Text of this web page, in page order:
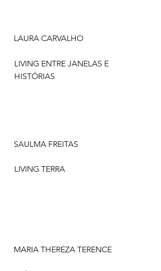
LAURA CARVALHO
LIVING ENTRE JANELAS E
HISTÓRIAS
SAULMA FREITAS
LIVING TERRA
MARIA THEREZA TERENCE